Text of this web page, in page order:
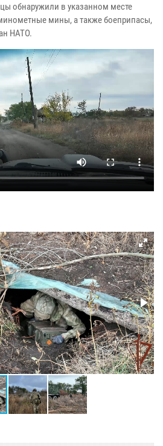
обнаружили в указанном месте
мины, а также боеприпасы,
НАТО.